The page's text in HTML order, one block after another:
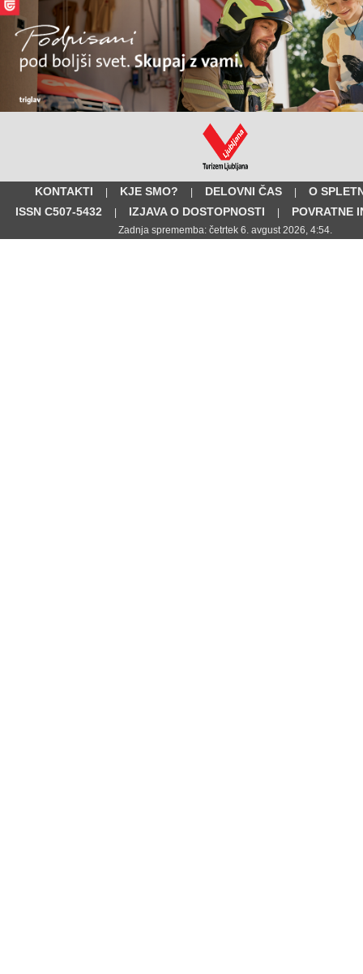
KONTAKTI KJE SMO? DELOVNI ČAS
O
ISSN C507-5432
IZJAVA O DOSTOPNOSTI POVRATNE
Zadnja sprememba: četrtek 6. avgust 2026, 4:54.